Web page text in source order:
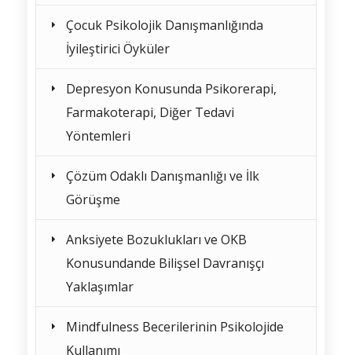
Çocuk Psikolojik Danışmanlığında
İyileştirici Öyküler
Depresyon Konusunda Psikorerapi,
Farmakoterapi, Diğer Tedavi
Yöntemleri
Çözüm Odaklı Danışmanlığı ve İlk
Görüşme
Anksiyete Bozuklukları ve OKB
Konusundande Bilişsel Davranışçı
Yaklaşımlar
Mindfulness Becerilerinin Psikolojide
Kullanımı